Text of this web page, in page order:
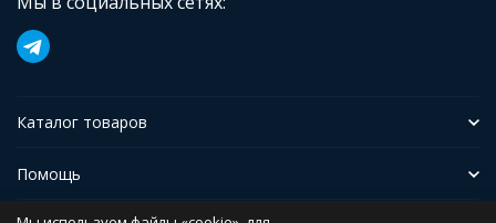
Каталог товаров
Помощь